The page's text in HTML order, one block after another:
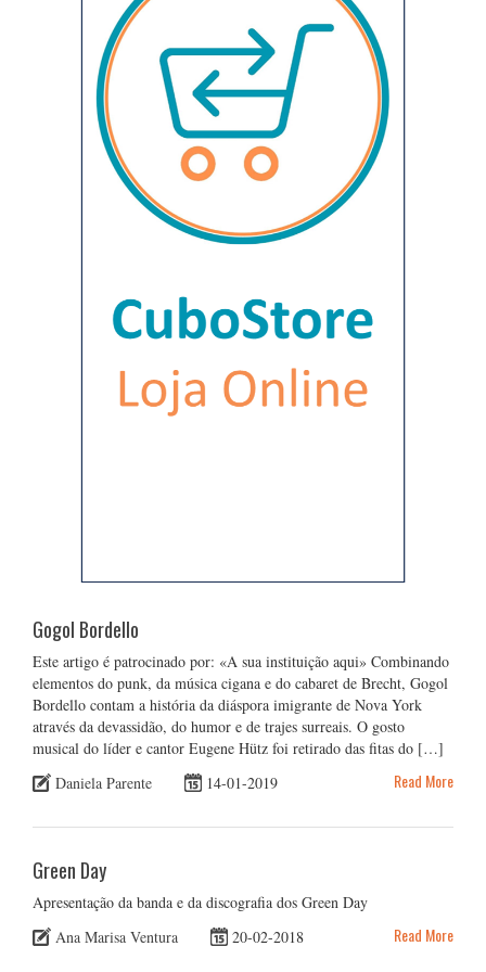
Gogol Bordello
Este artigo é patrocinado por: «A sua instituição aqui» Combinando
elementos do punk, da música cigana e do cabaret de Brecht, Gogol
Bordello contam a história da diáspora imigrante de Nova York
através da devassidão, do humor e de trajes surreais. O gosto
musical do líder e cantor Eugene Hütz foi retirado das fitas do […]
Daniela Parente
14-01-2019 Read More
Green Day
Apresentação da banda e da discografia dos Green Day
Ana Marisa Ventura
20-02-2018 Read More